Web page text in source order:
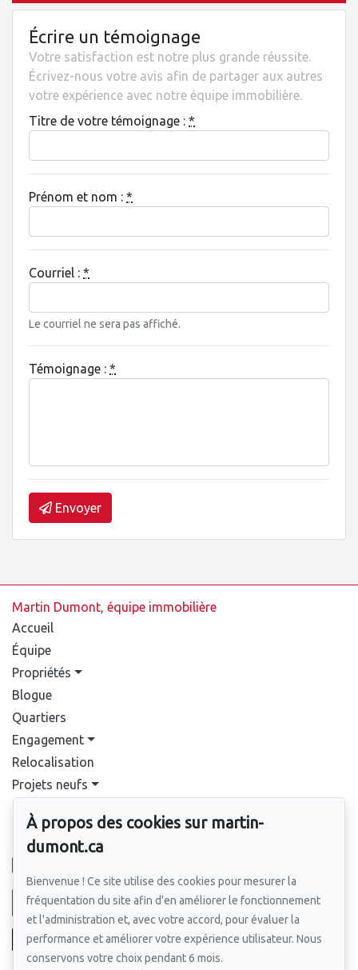
Écrire un témoignage
Votre satisfaction est notre plus grande réussite.
Écrivez-nous votre avis afin de partager aux autres
votre expérience avec notre équipe immobilière.
Titre de votre témoignage : *
Prénom et nom : *
Courriel : *
Le courriel ne sera pas affiché.
Témoignage : *
Envoyer
Martin Dumont, équipe immobilière
Accueil
Équipe
Propriétés
Blogue
Quartiers
Engagement
Relocalisation
Projets neufs
Pour nous joindre
Écrivez-nous un courriel
À propos des cookies sur martin-
dumont.ca
Bienvenue ! Ce site utilise des cookies pour mesurer la
fréquentation du site afin d'en améliorer le fonctionnement
et l'administration et, avec votre accord, pour évaluer la
performance et améliorer votre expérience utilisateur. Nous
conservons votre choix pendant 6 mois.